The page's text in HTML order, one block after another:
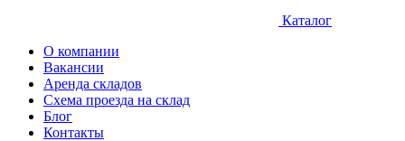
Каталог
О компании
Вакансии
Аренда складов
Схема проезда на склад
Блог
Контакты